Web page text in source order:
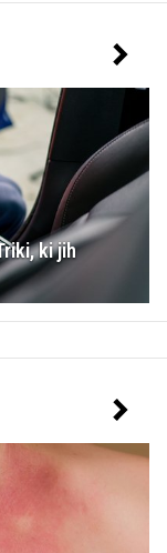
ki jih